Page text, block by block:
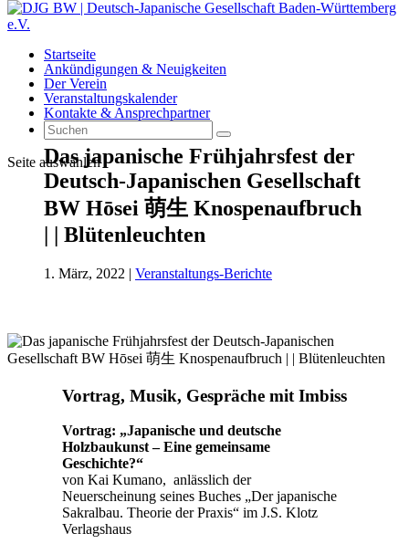
Startseite
Ankündigungen & Neuigkeiten
Der Verein
Veranstaltungskalender
Kontakte & Ansprechpartner
Seite auswählen
Das japanische Frühjahrsfest der
Deutsch-Japanischen Gesellschaft
BW Hōsei 萌生 Knospenaufbruch
| | Blütenleuchten
1. März, 2022 | Veranstaltungs-Berichte
Vortrag, Musik, Gespräche mit Imbiss
Vortrag: „Japanische und deutsche
Holzbaukunst – Eine gemeinsame
Geschichte?“
von Kai Kumano, anlässlich der
Neuerscheinung seines Buches „Der japanische
Sakralbau. Theorie der Praxis“ im J.S. Klotz
Verlagshaus